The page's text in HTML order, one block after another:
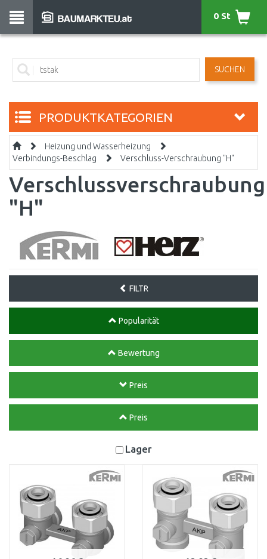
SUCHEN
0 St
PRODUKTKATEGORIEN
Heizung und Wasserheizung
Verbindungs-Beschlag
Verschluss-Verschraubung "H"
Verschlussverschraubung
"H"
FILTR
Popularität
Bewertung
Preis
Preis
Lager